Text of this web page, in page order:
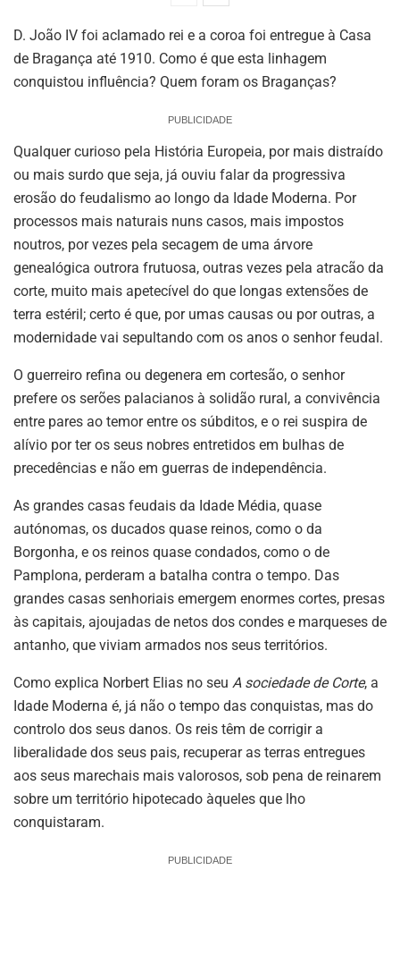
D. João IV foi aclamado rei e a coroa foi entregue à Casa
de Bragança até 1910. Como é que esta linhagem
conquistou influência? Quem foram os Braganças?
PUBLICIDADE
Qualquer curioso pela História Europeia, por mais distraído
ou mais surdo que seja, já ouviu falar da progressiva
erosão do feudalismo ao longo da Idade Moderna. Por
processos mais naturais nuns casos, mais impostos
noutros, por vezes pela secagem de uma árvore
genealógica outrora frutuosa, outras vezes pela atracão da
corte, muito mais apetecível do que longas extensões de
terra estéril; certo é que, por umas causas ou por outras, a
modernidade vai sepultando com os anos o senhor feudal.
O guerreiro refina ou degenera em cortesão, o senhor
prefere os serões palacianos à solidão rural, a convivência
entre pares ao temor entre os súbditos, e o rei suspira de
alívio por ter os seus nobres entretidos em bulhas de
precedências e não em guerras de independência.
As grandes casas feudais da Idade Média, quase
autónomas, os ducados quase reinos, como o da
Borgonha, e os reinos quase condados, como o de
Pamplona, perderam a batalha contra o tempo. Das
grandes casas senhoriais emergem enormes cortes, presas
às capitais, ajoujadas de netos dos condes e marqueses de
antanho, que viviam armados nos seus territórios.
Como explica Norbert Elias no seu A sociedade de Corte, a
Idade Moderna é, já não o tempo das conquistas, mas do
controlo dos seus danos. Os reis têm de corrigir a
liberalidade dos seus pais, recuperar as terras entregues
aos seus marechais mais valorosos, sob pena de reinarem
sobre um território hipotecado àqueles que lho
conquistaram.
PUBLICIDADE